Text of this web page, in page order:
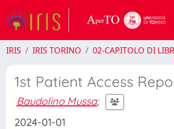
IRIS IRIS TORINO 02-CAPITOLO DI
1st Patient Access
Baudolino Mussa;
2024-01-01